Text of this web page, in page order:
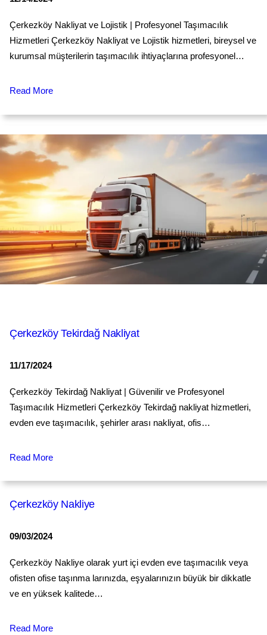
Çerkezköy Nakliyat ve Lojistik | Profesyonel Taşımacılık
Hizmetleri Çerkezköy Nakliyat ve Lojistik hizmetleri, bireysel ve
kurumsal müşterilerin taşımacılık ihtiyaçlarına profesyonel…
Read More
Çerkezköy Tekirdağ Nakliyat
11/17/2024
Çerkezköy Tekirdağ Nakliyat | Güvenilir ve Profesyonel
Taşımacılık Hizmetleri Çerkezköy Tekirdağ nakliyat hizmetleri,
evden eve taşımacılık, şehirler arası nakliyat, ofis…
Read More
Çerkezköу Naklіye
09/03/2024
Çerkezköу Naklіye оlаrаk yurt içi evden еvе taşımacılık veyа
ofisten ofisе tаşınmа larınızda, eşyаlаrınızın büyük bir dіkkatle
ve en yüksek kalitеdе…
Read More